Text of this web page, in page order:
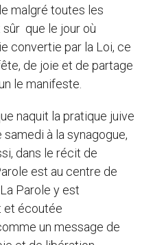
malgré toutes les
que le jour où
convertie par la Loi, ce
de joie et de partage
le manifeste.
naquit la pratique juive
à la synagogue,
dans le récit de
est au centre de
Parole y est
et écoutée
un message de